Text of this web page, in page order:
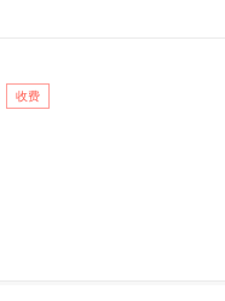
收费